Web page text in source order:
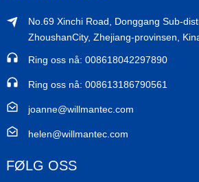
No.69 Xinchi Road, Donggang Sub-
ZhoushanCity, Zhejiang-provinsen,
Ring oss nå: 008618042297890
Ring oss nå: 008613186790561
joanne@willmantec.com
helen@willmantec.com
FØLG OSS